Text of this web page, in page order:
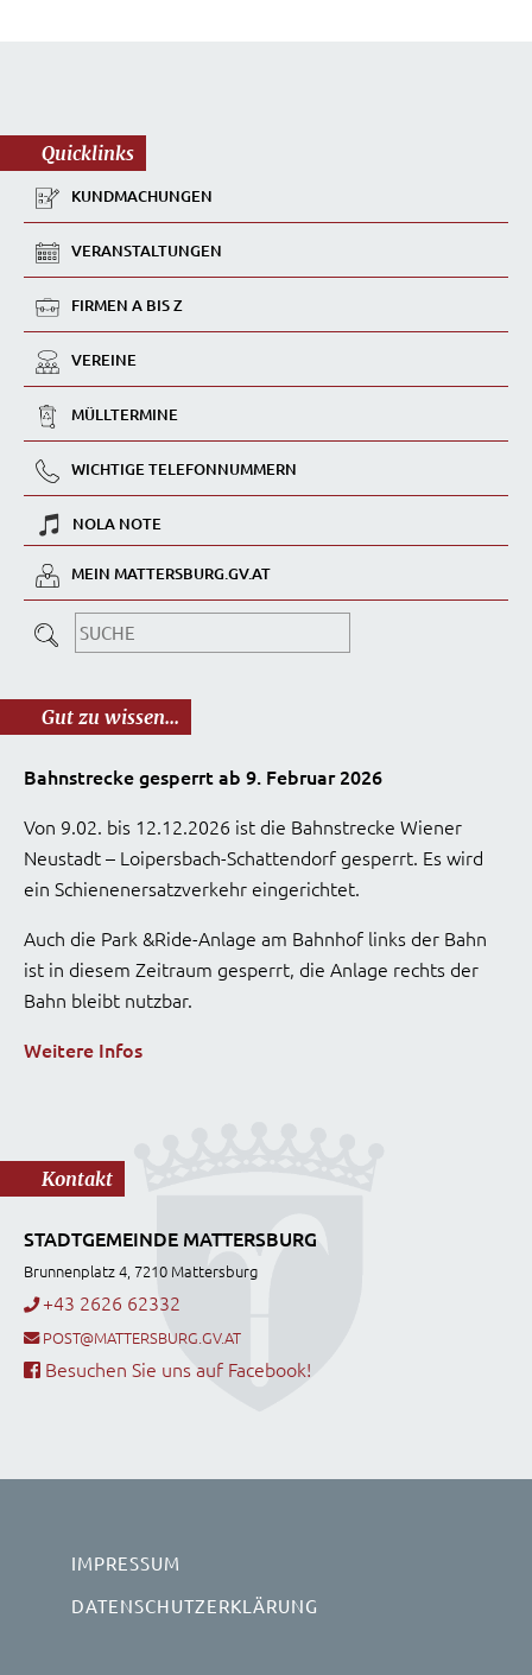
Quicklinks
KUNDMACHUNGEN
VERANSTALTUNGEN
FIRMEN A BIS Z
VEREINE
MÜLLTERMINE
WICHTIGE TELEFONNUMMERN
NOLA NOTE
MEIN MATTERSBURG.GV.AT
Gut zu wissen...
Bahnstrecke gesperrt ab 9. Februar 2026
Von 9.02. bis 12.12.2026 ist die Bahnstrecke Wiener
Neustadt – Loipersbach-Schattendorf gesperrt. Es wird
ein Schienenersatzverkehr eingerichtet.
Auch die Park &Ride-Anlage am Bahnhof links der Bahn
ist in diesem Zeitraum gesperrt, die Anlage rechts der
Bahn bleibt nutzbar.
Weitere Infos
Kontakt
STADTGEMEINDE MATTERSBURG
Brunnenplatz 4, 7210 Mattersburg
+43 2626 62332
POST@MATTERSBURG.GV.AT
Besuchen Sie uns auf Facebook!
IMPRESSUM
DATENSCHUTZERKLÄRUNG